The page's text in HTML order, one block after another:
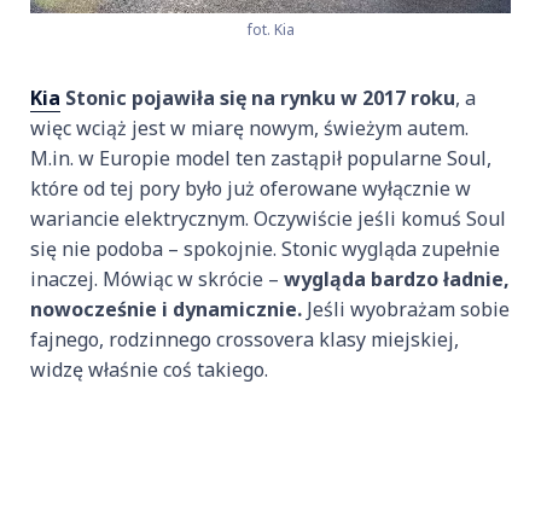
fot. Kia
Kia Stonic pojawiła się na rynku w 2017 roku, a
więc wciąż jest w miarę nowym, świeżym autem.
M.in. w Europie model ten zastąpił popularne Soul,
które od tej pory było już oferowane wyłącznie w
wariancie elektrycznym. Oczywiście jeśli komuś Soul
się nie podoba – spokojnie. Stonic wygląda zupełnie
inaczej. Mówiąc w skrócie – wygląda bardzo ładnie,
nowocześnie i dynamicznie. Jeśli wyobrażam sobie
fajnego, rodzinnego crossovera klasy miejskiej,
widzę właśnie coś takiego.